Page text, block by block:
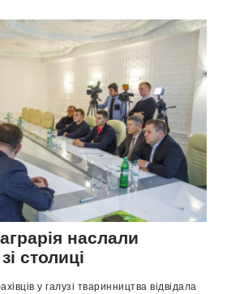
наслали
столиці
у галузі тваринництва відвідала